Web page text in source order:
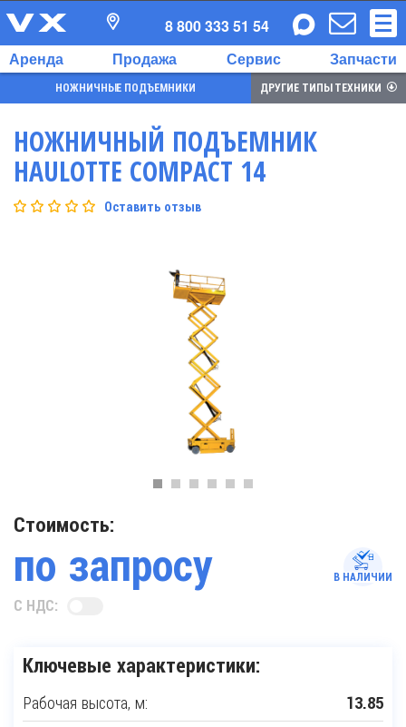
Аренда Продажа Сервис Запчасти
8 800 333 51 54
НОЖНИЧНЫЕ ПОДЪЕМНИКИ ДРУГИЕ ТИПЫ ТЕХНИКИ
НОЖНИЧНЫЙ ПОДЪЕМНИК
HAULOTTE COMPACT 14
Оставить отзыв
Ключевые характеристики:
Рабочая высота, м: 13.85
Стоимость:
по запросу В НАЛИЧИИ
С НДС: